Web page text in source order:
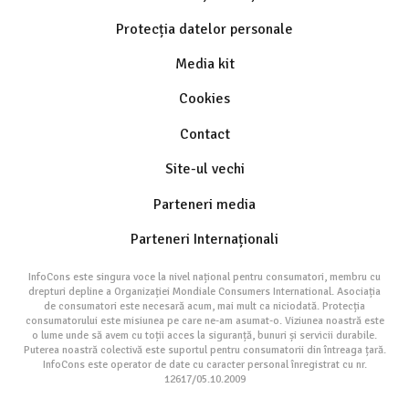
Protecția datelor personale
Media kit
Cookies
Contact
Site-ul vechi
Parteneri media
Parteneri Internaționali
InfoCons este singura voce la nivel național pentru consumatori, membru cu
drepturi depline a Organizației Mondiale Consumers International. Asociația
de consumatori este necesară acum, mai mult ca niciodată. Protecția
consumatorului este misiunea pe care ne-am asumat-o. Viziunea noastră este
o lume unde să avem cu toții acces la siguranță, bunuri și servicii durabile.
Puterea noastră colectivă este suportul pentru consumatorii din întreaga țară.
InfoCons este operator de date cu caracter personal înregistrat cu nr.
12617/05.10.2009